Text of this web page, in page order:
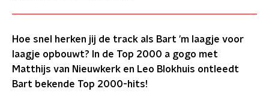
Hoe snel herken jij de track als Bart 'm laagje voor
laagje opbouwt? In de Top 2000 a gogo met
Matthijs van Nieuwkerk en Leo Blokhuis ontleedt
Bart bekende Top 2000-hits!